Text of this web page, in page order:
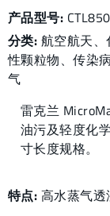
产品型号:
分类: 航空航天、
性颗粒物、传染
气
雷克兰
油污及轻度化
寸长度规格。
特点: 高水蒸气透